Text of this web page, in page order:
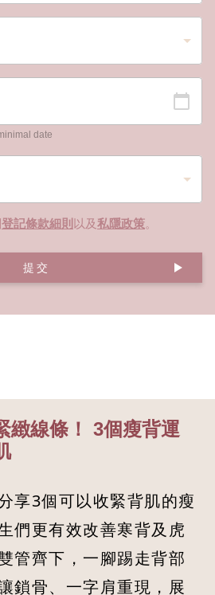
date
登記條款細則 以及私隱政策。
提交
緻線條！ 3個瘦背運
享3個可以收緊背肌的瘦
們更有效改善寒背及虎
管齊下，一腳踢走背部
鎖骨、一字肩重現，展